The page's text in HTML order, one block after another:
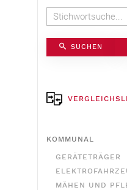
SUCHEN
KOMMUNAL
GERÄTETRÄGER
MÄHEN UND